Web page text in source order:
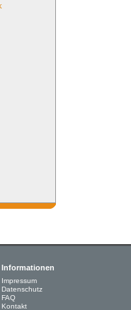
Informationen
Impressum
Datenschutz
FAQ
Kontakt